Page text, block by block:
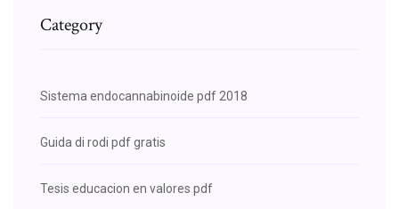
Category
Sistema endocannabinoide pdf 2018
Guida di rodi pdf gratis
Tesis educacion en valores pdf